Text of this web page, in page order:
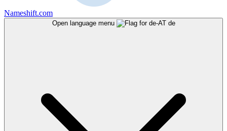
Nameshift.com
Open language menu de